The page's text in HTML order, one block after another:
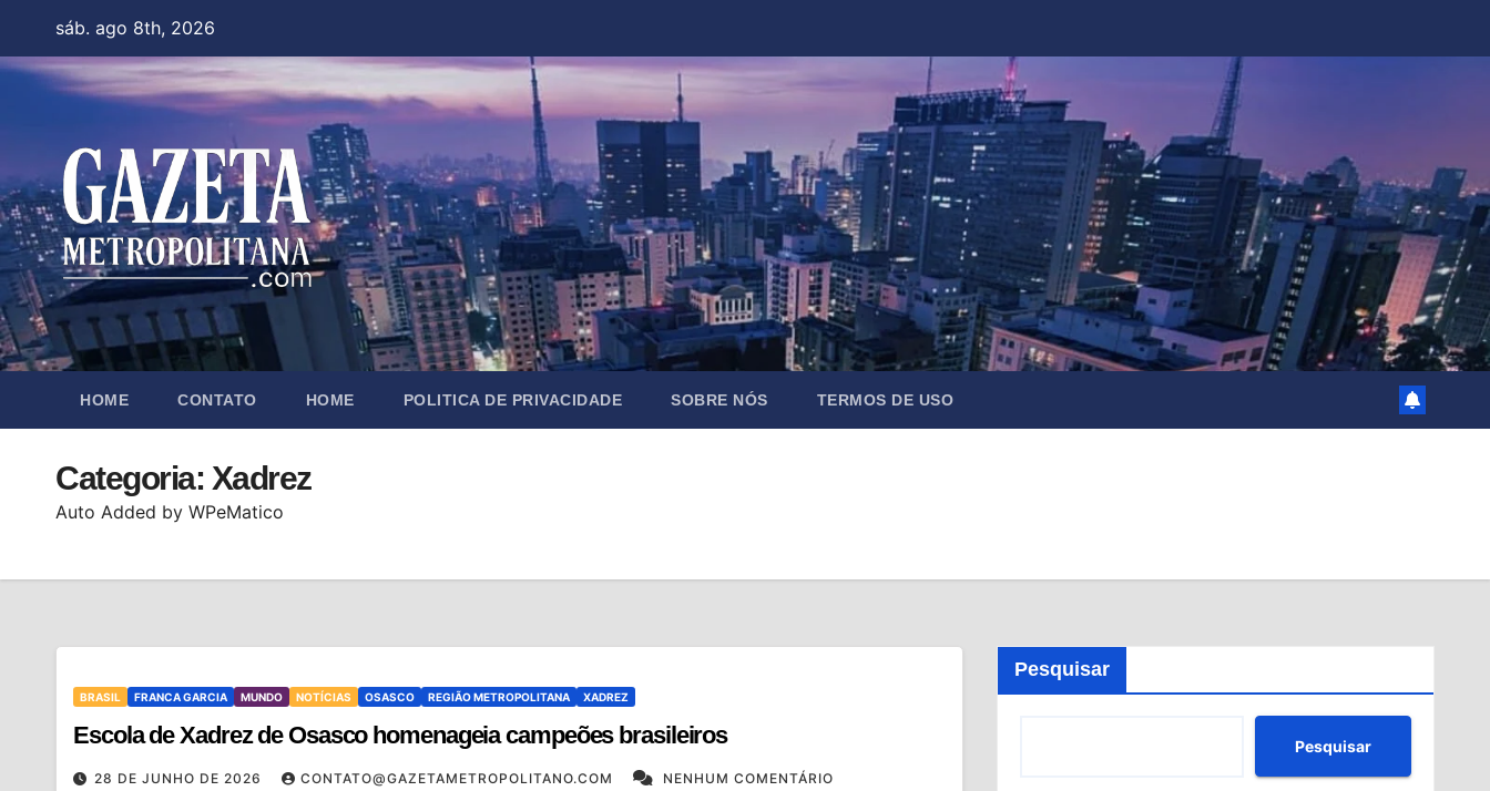
content
sáb. ago 8th, 2026
HOME CONTATO HOME POLITICA DE PRIVACIDADE SOBRE NÓS TERMOS DE USO
Categoria: Xadrez
Auto Added by WPeMatico
BRASIL FRANCA GARCIA MUNDO NOTÍCIAS OSASCO REGIÃO METROPOLITANA XADREZ
Escola de Xadrez de Osasco homenageia campeões brasileiros
28 DE JUNHO DE 2026 CONTATO@GAZETAMETROPOLITANO.COM NENHUM COMENTÁRIO
Pesquisar
Pesquisar